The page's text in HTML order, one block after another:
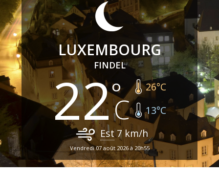
LUXEMBOURG
FINDEL
22 26°C
13°C
Est7 km/h
Vendredi 07 août 2026 à 20h55